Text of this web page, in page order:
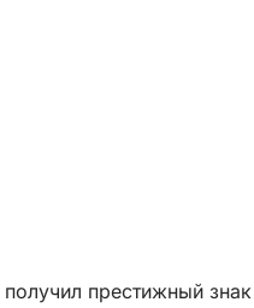
престижный